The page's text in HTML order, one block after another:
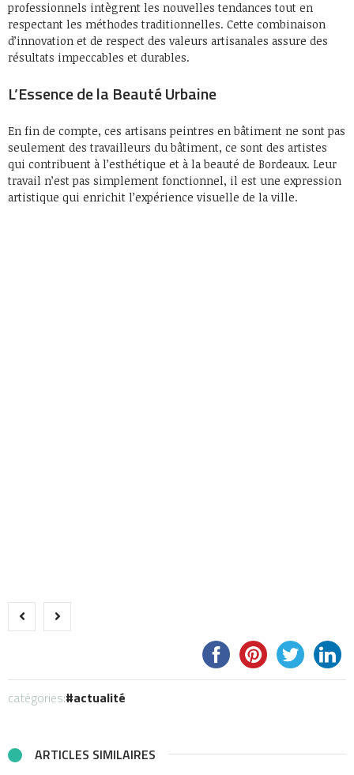
professionnels intègrent les nouvelles tendances tout en
respectant les méthodes traditionnelles. Cette combinaison
d’innovation et de respect des valeurs artisanales assure des
résultats impeccables et durables.
L’Essence de la Beauté Urbaine
En fin de compte, ces artisans peintres en bâtiment ne sont pas
seulement des travailleurs du bâtiment, ce sont des artistes
qui contribuent à l’esthétique et à la beauté de Bordeaux. Leur
travail n’est pas simplement fonctionnel, il est une expression
artistique qui enrichit l’expérience visuelle de la ville.
catégories: actualité
ARTICLES SIMILAIRES